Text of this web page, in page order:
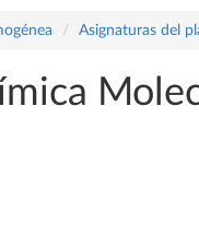
Asignaturas del